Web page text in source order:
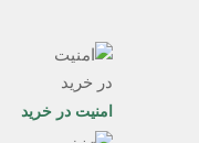
امنیت در خرید